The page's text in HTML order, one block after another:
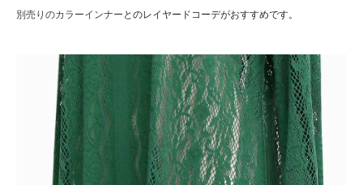
別売りのカラーインナー とのレイヤードコーデがおすすめです。